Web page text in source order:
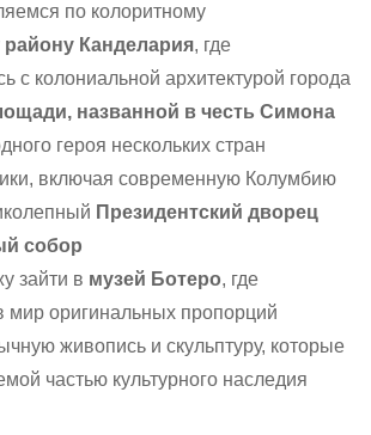
по колоритному
району Канделария, где
с колониальной архитектурой города
названной в честь Симона
героя нескольких стран
включая современную Колумбию
Президентский дворец
собор
зайти в музей Ботеро, где
мир оригинальных пропорций
живопись и скульптуру, которые
частью культурного наследия